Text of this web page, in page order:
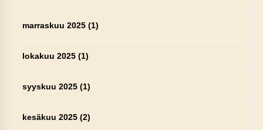
marraskuu 2025(1)
lokakuu 2025(1)
syyskuu 2025(1)
kesäkuu 2025(2)